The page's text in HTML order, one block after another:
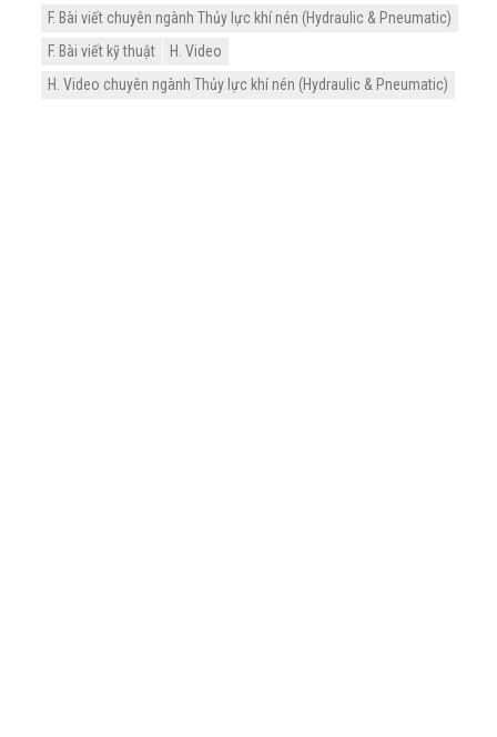
F. Bài viết chuyên ngành Thủy lực khí nén (Hydraulic & Pneumatic)
F. Bài viết kỹ thuật
H. Video
H. Video chuyên ngành Thủy lực khí nén (Hydraulic & Pneumatic)